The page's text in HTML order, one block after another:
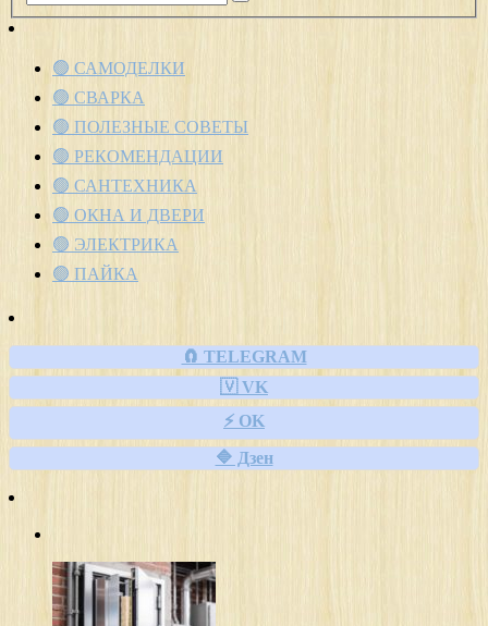
🟢 САМОДЕЛКИ
🟢 СВАРКА
🟢 ПОЛЕЗНЫЕ СОВЕТЫ
🟢 РЕКОМЕНДАЦИИ
🟢 САНТЕХНИКА
🟢 ОКНА И ДВЕРИ
🟢 ЭЛЕКТРИКА
🟢 ПАЙКА
🧲 TELEGRAM
🇻 VK
⚡ OK
🔷 Дзен